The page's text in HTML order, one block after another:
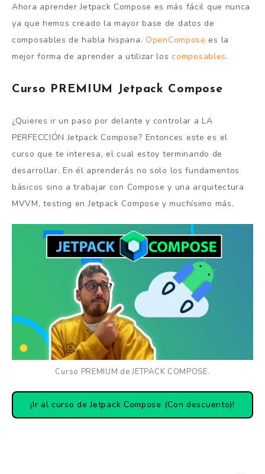
Ahora aprender Jetpack Compose es más fácil que nunca
ya que hemos creado la mayor base de datos de
composables de habla hispana. OpenCompose es la
mejor forma de aprender a utilizar loscomposables.
Curso PREMIUM Jetpack Compose
¿Quieres ir un paso por delante y controlar a LA
PERFECCIÓN Jetpack Compose? Entonces este es el
curso que te interesa, el cual estoy terminando de
desarrollar. En él aprenderás no solo los fundamentos
básicos sino a trabajar con Compose y una arquitectura
MVVM, testing en Jetpack Compose y muchísimo más.
Curso PREMIUM de JETPACK COMPOSE.
¡Ir al curso de Jetpack Compose (Con descuento)!